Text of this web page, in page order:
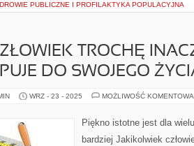
PUBLICZNE I PROFILAKTYKA POPULACYJNA
TROCHĘ
DO SWOJEGO
WRZ - 23 - 2025 MOŻLIWOŚĆ
Piękno istotne jest dla
bardziej Jakikolwiek